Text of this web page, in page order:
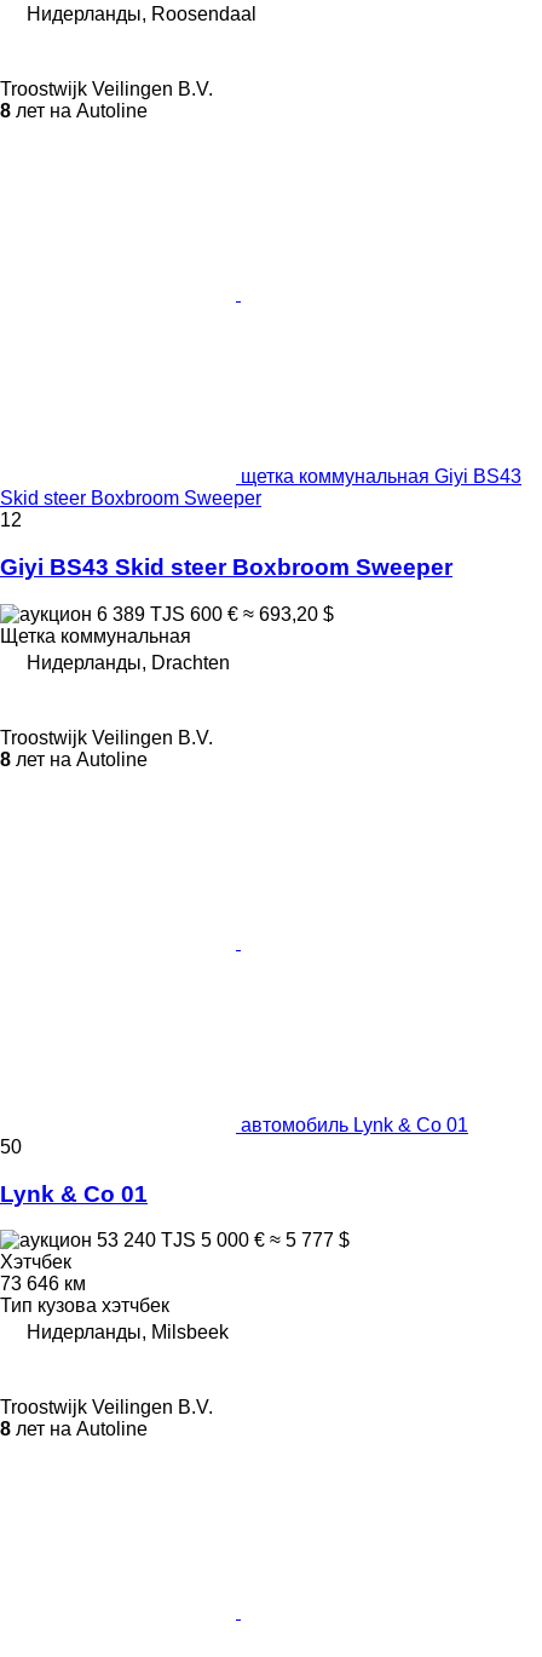
Нидерланды, Roosendaal
Troostwijk Veilingen B.V.
8 лет на Autoline
щетка коммунальная Giyi BS43
Skid steer Boxbroom Sweeper
12
Giyi BS43 Skid steer Boxbroom Sweeper
6 389 TJS 600 € ≈ 693,20 $
Щетка коммунальная
Нидерланды, Drachten
Troostwijk Veilingen B.V.
8 лет на Autoline
автомобиль Lynk & Co 01
50
Lynk & Co 01
53 240 TJS 5 000 € ≈ 5 777 $
Хэтчбек
73 646 км
Тип кузова хэтчбек
Нидерланды, Milsbeek
Troostwijk Veilingen B.V.
8 лет на Autoline